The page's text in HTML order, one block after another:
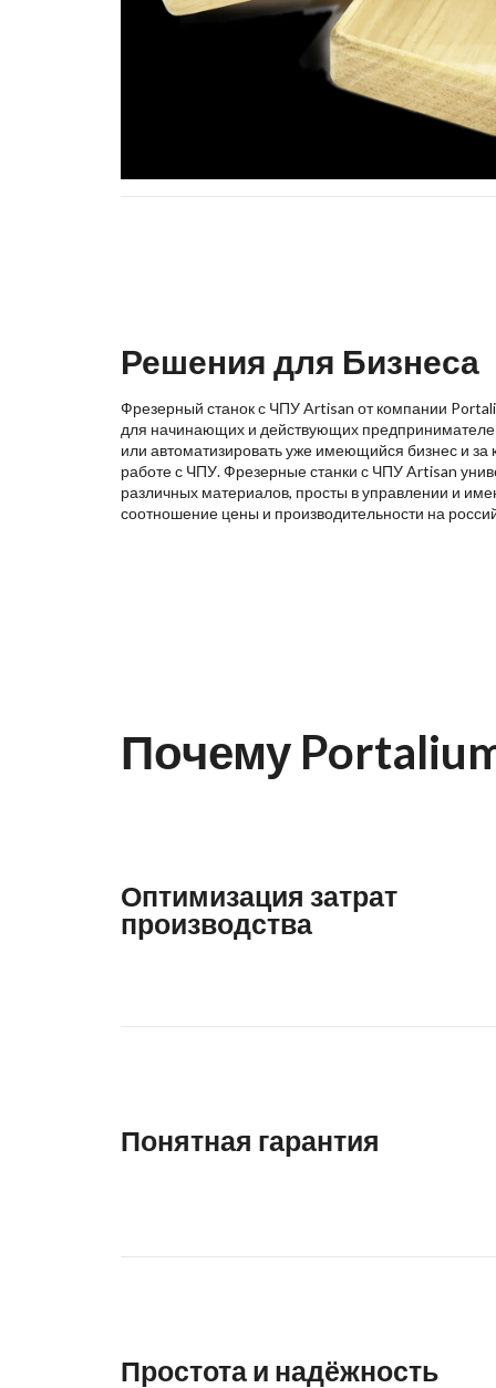
Решения для Бизнеса
Фрезерный станок с ЧПУ Artisan от компании
для начинающих и действующих
или автоматизировать уже имеющийся бизнес и за
работе с ЧПУ. Фрезерные станки с ЧПУ Artisan
различных материалов, просты в управлении и
соотношение цены и производительности на
Почему
Оптимизация затрат
производства
Понятная гарантия
Простота и надёжность